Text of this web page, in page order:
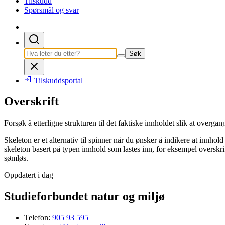
Spørsmål og svar
Søk
Tilskuddsportal
Overskrift
Forsøk å etterligne strukturen til det faktiske innholdet slik at
Skeleton er et alternativ til spinner når du ønsker å indikere at
skeleton basert på typen innhold som lastes inn, for eksempel
sømløs.
Oppdatert i dag
Studieforbundet natur og miljø
Telefon: 905 93 595